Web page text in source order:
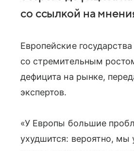
со ссылкой на
Европейские
со стремительным
дефицита на рынке,
экспертов.
«У Европы большие
ухудшится: вероятно,